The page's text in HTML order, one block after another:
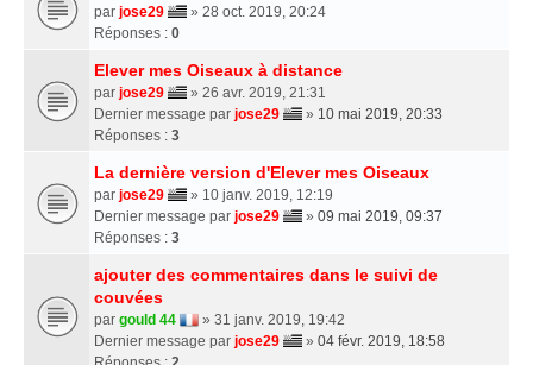
par jose29
» 28 oct. 2019, 20:24
Réponses : 0
Elever mes Oiseaux à distance
par jose29
» 26 avr. 2019, 21:31
Dernier message par jose29 » 10 mai 2019, 20:33
Réponses : 3
La dernière version d'Elever mes Oiseaux
par jose29
» 10 janv. 2019, 12:19
Dernier message par jose29 » 09 mai 2019, 09:37
Réponses : 3
ajouter des commentaires dans le suivi de
couvées
par gould 44
» 31 janv. 2019, 19:42
Dernier message par jose29 » 04 févr. 2019, 18:58